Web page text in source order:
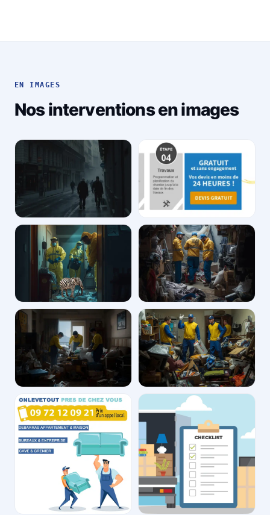
EN IMAGES
Nos interventions en images